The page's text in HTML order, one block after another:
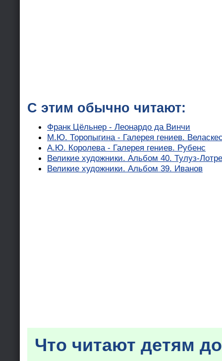
С этим обычно читают:
Франк Цёльнер - Леонардо да Винчи
М.Ю. Торопыгина - Галерея гениев.
А.Ю. Королева - Галерея гениев. Рубенс
Великие художники. Альбом 40. Тулуз-
Великие художники. Альбом 39. Иванов
Что читают детям